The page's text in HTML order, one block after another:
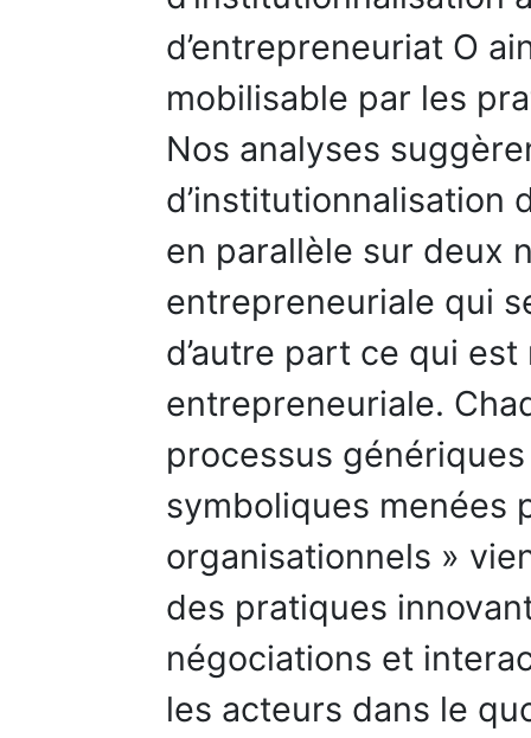
d’entrepreneuriat O
mobilisable par les
Nos analyses
d’institutionnalisation
en parallèle sur deux
entrepreneuriale qui
d’autre part ce qui
entrepreneuriale.
processus
symboliques menées
organisationnels »
des pratiques
négociations et
les acteurs dans le